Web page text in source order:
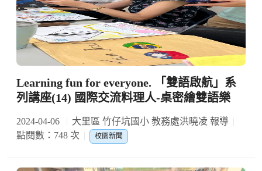
Learning fun for everyone. 「雙語啟航」系
列講座(14) 國際交流料理人-桌密繪雙語樂
2024-04-06
大里區 竹仔坑國小 教務處洪曉凌 報導
點閱數：748 次
校園新聞